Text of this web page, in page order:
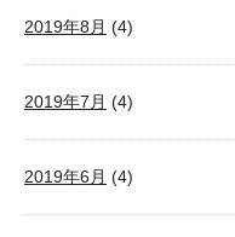
2019年8月 (4)
2019年7月 (4)
2019年6月 (4)